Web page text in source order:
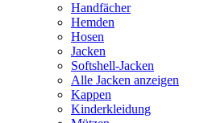
Handfächer
Hemden
Hosen
Jacken
Softshell-Jacken
Alle Jacken anzeigen
Kappen
Kinderkleidung